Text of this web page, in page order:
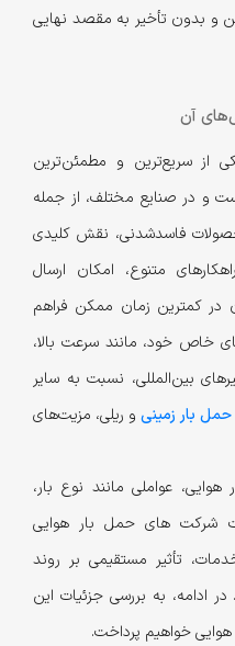
و بدون تأخیر به مقصد نهایی
آن
از سریع‌ترین و مطمئن‌ترین
و در صنایع مختلف، از جمله
فاسدشدنی، نقش کلیدی
متنوع، امکان ارسال
در کمترین زمان ممکن فراهم
خاص خود، مانند سرعت بالا،
بین‌المللی، نسبت به سایر
حمل بار زمینیو ریلی، مزیت‌های
عواملی مانند نوع بار،
شرکت های حمل بار هوایی
تأثیر مستقیمی بر روند
ادامه، به بررسی جزئیات این
خواهیم پرداخت.